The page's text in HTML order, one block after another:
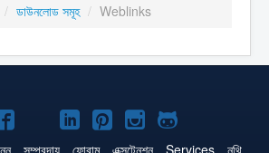
/ ডাউনলোড সমূহ / Weblinks
ফেসবুক জুমলালিঙ্কড্‌ইনে
পিনটারেস্ট
ইন্সটাগ্রামগিটহাব
সম্প্রদায় ফোরাম এক্সটেনশন Services নথি